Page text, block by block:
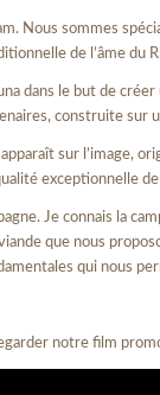
Nous sommes
de l’âme
dans le but de
construite sur
sur l’image,
exceptionnelle
Je connais la
que nous
qui nous
notre film